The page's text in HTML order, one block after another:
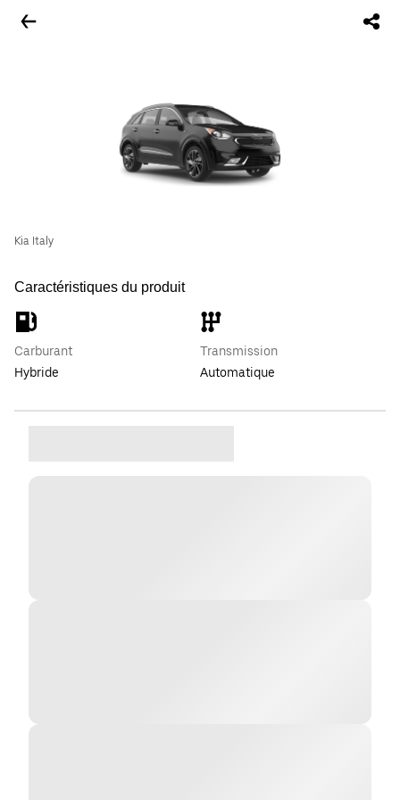
Kia Italy
Caractéristiques du produit
Carburant
Hybride
Transmission
Automatique